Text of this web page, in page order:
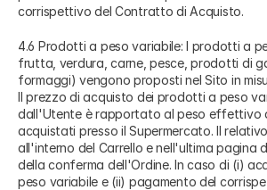
corrispettivo del Contratto di Acquisto.
4.6 Prodotti a peso variabile: I prodotti a
frutta, verdura, carne, pesce, prodotti di
formaggi) vengono proposti nel Sito in
Il prezzo di acquisto dei prodotti a peso
dall'Utente è rapportato al peso effettivo
acquistati presso il Supermercato. Il
all'interno del Carrello e nell'ultima pagina
della conferma dell'Ordine. In caso di (i)
peso variabile e (ii) pagamento del